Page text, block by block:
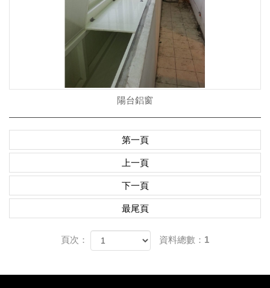
陽台鋁窗
第一頁
上一頁
下一頁
最尾頁
頁次： 資料總數：1